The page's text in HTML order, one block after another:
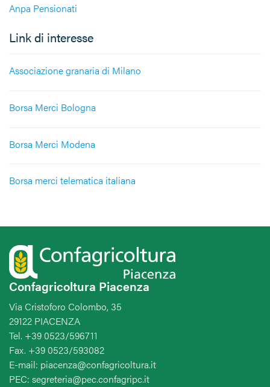
Anpa Pensionati
Link di interesse
Associazione granaria di Milano
Borsa Merci Bologna
Borsa Merci Modena
Borsa merci telematica italiana
Confagricoltura Piacenza
Via Cristoforo Colombo, 35
29122 PIACENZA
Tel. +39 0523/596711
Fax. +39 0523/593082
E-mail: piacenza@confagricoltura.it
PEC: segreteria@pec.confagripc.it